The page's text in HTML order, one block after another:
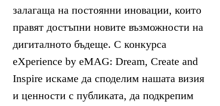
залагаща на постоянни иновации, които
правят достъпни новите възможности на
дигиталното бъдеще. С конкурса
eXperience by eMAG: Dream, Create and
Inspire искаме да споделим нашата визия
и ценности с публиката, да подкрепим